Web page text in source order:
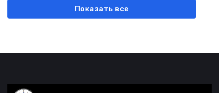
Показать все